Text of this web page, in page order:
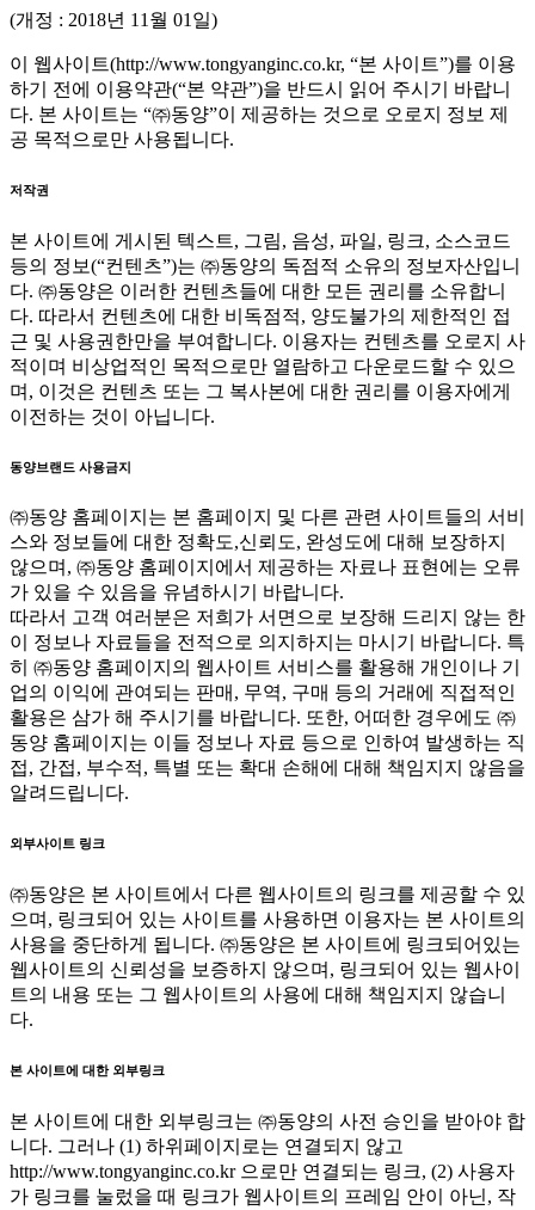
(개정 : 2018년 11월 01일)
이 웹사이트(http://www.tongyanginc.co.kr, “본 사이트”)를 이용
하기 전에 이용약관(“본 약관”)을 반드시 읽어 주시기 바랍니
다. 본 사이트는 “㈜동양”이 제공하는 것으로 오로지 정보 제
공 목적으로만 사용됩니다.
저작권
본 사이트에 게시된 텍스트, 그림, 음성, 파일, 링크, 소스코드
등의 정보(“컨텐츠”)는 ㈜동양의 독점적 소유의 정보자산입니
다. ㈜동양은 이러한 컨텐츠들에 대한 모든 권리를 소유합니
다. 따라서 컨텐츠에 대한 비독점적, 양도불가의 제한적인 접
근 및 사용권한만을 부여합니다. 이용자는 컨텐츠를 오로지 사
적이며 비상업적인 목적으로만 열람하고 다운로드할 수 있으
며, 이것은 컨텐츠 또는 그 복사본에 대한 권리를 이용자에게
이전하는 것이 아닙니다.
동양브랜드 사용금지
㈜동양 홈페이지는 본 홈페이지 및 다른 관련 사이트들의 서비
스와 정보들에 대한 정확도,신뢰도, 완성도에 대해 보장하지
않으며, ㈜동양 홈페이지에서 제공하는 자료나 표현에는 오류
가 있을 수 있음을 유념하시기 바랍니다.
따라서 고객 여러분은 저희가 서면으로 보장해 드리지 않는 한
이 정보나 자료들을 전적으로 의지하지는 마시기 바랍니다. 특
히 ㈜동양 홈페이지의 웹사이트 서비스를 활용해 개인이나 기
업의 이익에 관여되는 판매, 무역, 구매 등의 거래에 직접적인
활용은 삼가 해 주시기를 바랍니다. 또한, 어떠한 경우에도 ㈜
동양 홈페이지는 이들 정보나 자료 등으로 인하여 발생하는 직
접, 간접, 부수적, 특별 또는 확대 손해에 대해 책임지지 않음을
알려드립니다.
외부사이트 링크
㈜동양은 본 사이트에서 다른 웹사이트의 링크를 제공할 수 있
으며, 링크되어 있는 사이트를 사용하면 이용자는 본 사이트의
사용을 중단하게 됩니다. ㈜동양은 본 사이트에 링크되어있는
웹사이트의 신뢰성을 보증하지 않으며, 링크되어 있는 웹사이
트의 내용 또는 그 웹사이트의 사용에 대해 책임지지 않습니
다.
본 사이트에 대한 외부링크
본 사이트에 대한 외부링크는 ㈜동양의 사전 승인을 받아야 합
니다. 그러나 (1) 하위페이지로는 연결되지 않고
http://www.tongyanginc.co.kr 으로만 연결되는 링크, (2) 사용자
가 링크를 눌렀을 때 링크가 웹사이트의 프레임 안이 아닌, 작